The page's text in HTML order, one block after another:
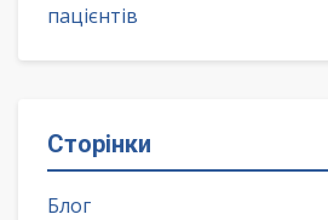
пацієнтів
Сторінки
Блог